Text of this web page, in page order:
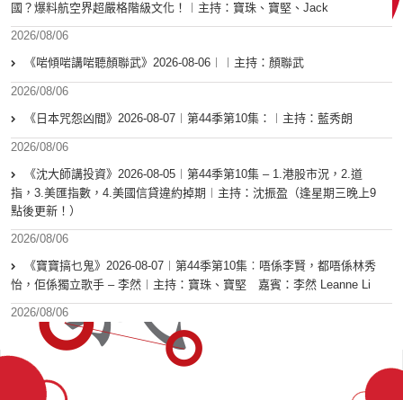
國？爆料航空界超嚴格階級文化！︱主持：寶珠、寶堅、Jack
2026/08/06
《啱傾啱講啱聽顏聯武》2026-08-06︱︱主持：顏聯武
2026/08/06
《日本咒怨凶間》2026-08-07︱第44季第10集：︱主持：藍秀朗
2026/08/06
《沈大師講投資》2026-08-05︱第44季第10集 – 1.港股市況，2.道
指，3.美匯指數，4.美國信貸違約掉期︱主持：沈振盈（逢星期三晚上9
點後更新！）
2026/08/06
《寶寶搞乜鬼》2026-08-07︱第44季第10集︰唔係李賢，都唔係林秀
怡，佢係獨立歌手 – 李然︱主持：寶珠、寶堅 嘉賓：李然 Leanne Li
2026/08/06